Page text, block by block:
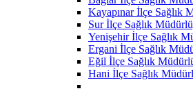
Kayapınar İlçe Sağlık
Sur İlçe Sağlık
Yenişehir İlçe Sağlık
Ergani İlçe Sağlık
Eğil İlçe Sağlık
Hani İlçe Sağlık